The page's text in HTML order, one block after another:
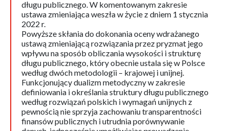
długu publicznego. W komentowanym zakresie
ustawa zmieniająca weszła w życie z dniem 1 stycznia
2022 r.
Powyższe skłania do dokonania oceny wdrażanego
ustawą zmieniającą rozwiązania przez pryzmat jego
wpływu na sposób obliczania wysokości i strukturę
długu publicznego, który obecnie ustala się w Polsce
według dwóch metodologii – krajowej i unijnej.
Funkcjonujący dualizm metodyczny w zakresie
definiowania i określania struktury długu publicznego
według rozwiązań polskich i wymagań unijnych z
pewnością nie sprzyja zachowaniu transparentności
finansów publicznych i utrudnia porównywanie